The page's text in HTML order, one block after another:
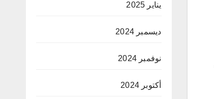
يناير 2025
ديسمبر 2024
نوفمبر 2024
أكتوبر 2024